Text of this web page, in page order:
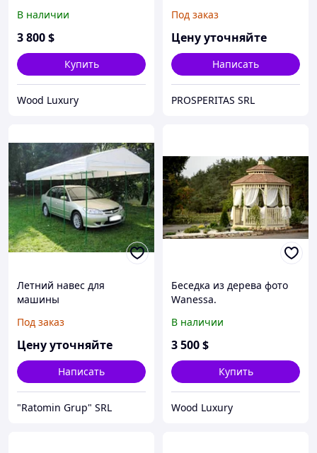
В наличии
3 800$
Купить
Wood Luxury
цены любой беседки !
Под заказ
Цену уточняйте
Написать
PROSPERITAS SRL
Летний навес для
машины
Под заказ
Цену уточняйте
Написать
"Ratomin Grup" SRL
Беседка из дерева фото
Wanessa.
В наличии
3 500$
Купить
Wood Luxury